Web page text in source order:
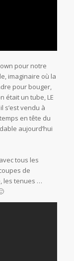
pour notre
imaginaire où la
pour bouger,
était un tube, LE
s’est vendu à
en tête du
aujourd’hui
tous les
de
les tenues …